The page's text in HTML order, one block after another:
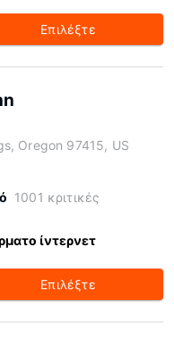
Επιλέξτε
Oregon 97415, US
1001 κριτικές
ίντερνετ
Επιλέξτε